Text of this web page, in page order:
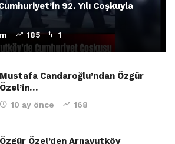
92. Yılı Coşkuyla
185 1
Mustafa Candaroğlu’ndan Özgür
Özel’in…
10 ay önce 168
Özgür Özel’den Arnavutköy